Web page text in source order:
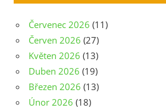
Červenec 2026 (11)
Červen 2026 (27)
Květen 2026 (13)
Duben 2026 (19)
Březen 2026 (13)
Únor 2026 (18)